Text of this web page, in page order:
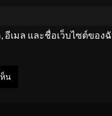
อีเมล และชื่อเว็บไซต์ของ